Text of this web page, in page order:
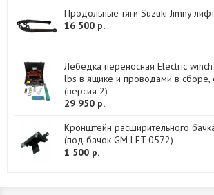
Продольные тяги Suzuki Jimny
16 500 р.
Лебедка переносная Electric
lbs в ящике и проводами в сборе,
(версия 2)
29 950 р.
Кронштейн расширительного
(под бачок GM LET 0572)
1 500 р.